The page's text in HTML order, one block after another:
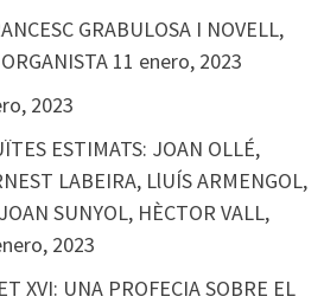
GRABULOSA I NOVELL,
11 enero, 2023
2023
ESTIMATS: JOAN OLLÉ,
LABEIRA, LlUÍS ARMENGOL,
SUNYOL, HÈCTOR VALL,
2023
XVI: UNA PROFECIA SOBRE EL